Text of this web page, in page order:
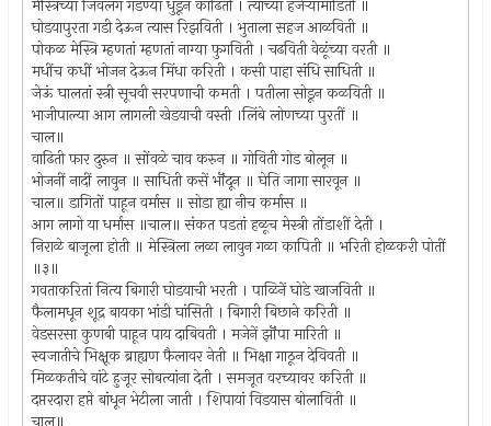
मेस्त्रिच्या जिवलग गडण्या धुंडून काढिती । त्यांच्या हजेर्‍यामांडिती ॥
घोडयापुरता गडी देऊन त्यास रिझविती । भुताला सहज आळविती ॥
पोकळ मेस्त्रि म्हणतां म्हणतां नाग्या फुगविती । चढविती वेळूंच्या वरती ॥
मधींच कधीं भोजन देऊन मिंधा करिती । कसी पाहा संधि साधिती ॥
जेऊं घालतां स्त्री सूचवी सरपणाची कमती । पतीला सोडून कळविती ॥
भाजीपाल्या आग लागली खेडयाची वस्ती ।लिंबे लोणच्या पुरतीं ॥
चाल॥
वाढिती फार दुरुन ॥ सोंवळे चाव करुन ॥ गोविती गोड बोलून ॥
भोजनीं नादीं लावुन ॥ साधिती कसें भॊंदून ॥ घेति जागा सारवून ॥
चाल॥ डागितों पाहून वर्मास ॥ सोडा ह्या नीच कर्मास ॥
आग लागो या धर्मास ॥चाल॥ संकत पडतां हळूच मेस्त्री तोंडाशीं देती ।
निराळे बाजूला होती ॥ मेस्त्रिला लळा लावुन गळा कापिती ॥ भरिती होळकरी पोतीं
॥३॥
गवताकरितां नित्य बिगारी घोडयाची भरती । पाळिनें घोडे खाजविती ॥
फैलामधून शूद्र बायका भांडी घांसिती । बिगारी बिछाने करिती ॥
वेडसरसा कुणबी पाहून पाय दाबिवती । मजेनें झॊंपा मारिती ॥
स्वजातीचे भिक्षूक ब्राह्यण फैलावर नेती ॥ भिक्षा गाठून देविवती ॥
मिळकतीचे वांटे हुजूर सोबत्यांना देती । समजूत वरच्यावर करिती ॥
दप्तरदारा हप्ते बांधून भेटीला जाती । शिपायां विडयास बोलाविती ॥